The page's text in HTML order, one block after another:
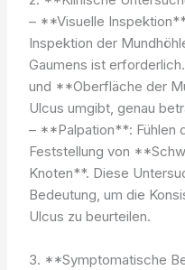
– **Visuelle
Inspektion der
Gaumens ist
und **Oberfläche der
Ulcus umgibt, genau
– **Palpation**: Fühlen
Feststellung von
Knoten**. Diese
Bedeutung, um die
Ulcus zu beurteilen.
3. **Symptomatische